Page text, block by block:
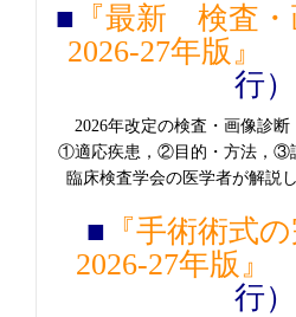
■ 『最新 検査
2026-27年版』
行）
2026年改定の検査・画像診断
①適応疾患，②目的・方法，③
臨床検査学会の医学者が解説
■ 『手術術式
2026-27年版』
行）